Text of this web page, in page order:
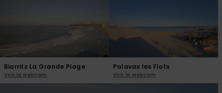
Consulter
Biarritz La Grande Plage
Voir la webcam
Palavas les Flots
Voir la webcam